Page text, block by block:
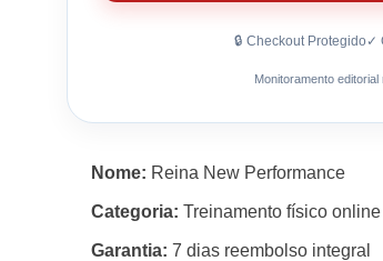
🔒 Checkout Protegido ✓
Monitoramento
Nome: Reina New Performance
Categoria: Treinamento físico online
Garantia: 7 dias reembolso integral